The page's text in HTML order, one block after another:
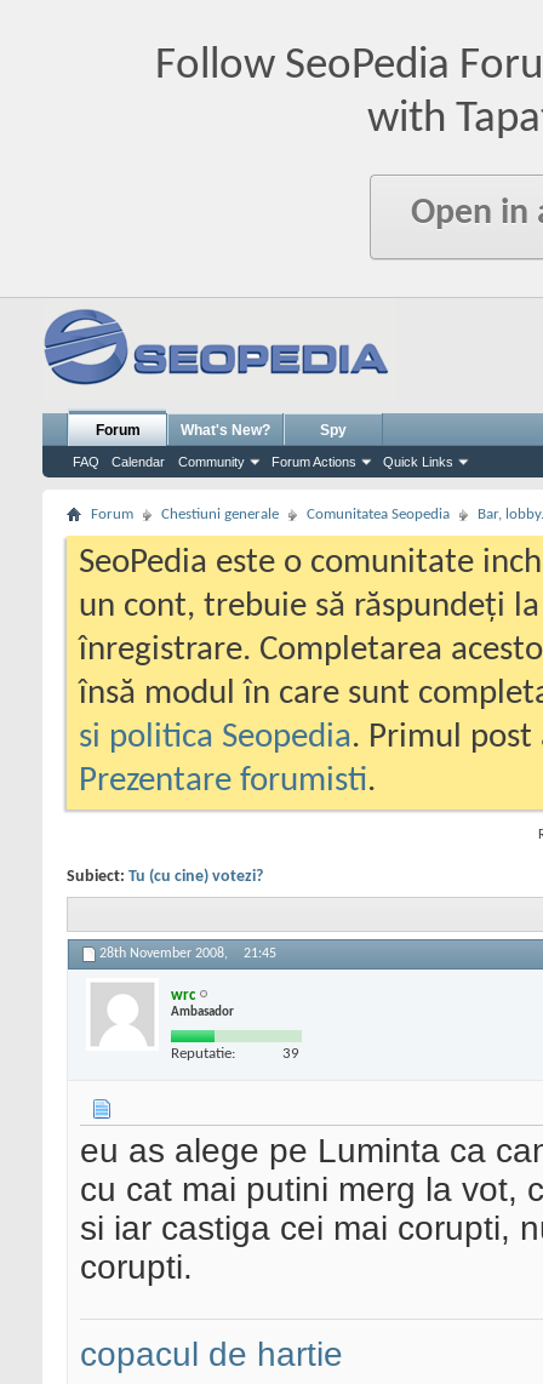
Follow SeoPedia
with
Open in
Forum
FAQ Calendar Community Forum Actions Quick Links
What's New? Spy
Forum Chestiuni generale Comunitatea Seopedia Bar,
SeoPedia este o comunitate
un cont, trebuie să răspundeți
înregistrare. Completarea
însă modul în care sunt
si politica Seopedia. Primul
Prezentare forumisti.
Subiect: Tu (cu cine) votezi?
28th November 2008, 21:45
wrc
Ambasador
Reputatie: 39
eu as alege pe Luminta ca
cu cat mai putini merg la vot,
si iar castiga cei mai corupti,
corupti.
copacul de hartie